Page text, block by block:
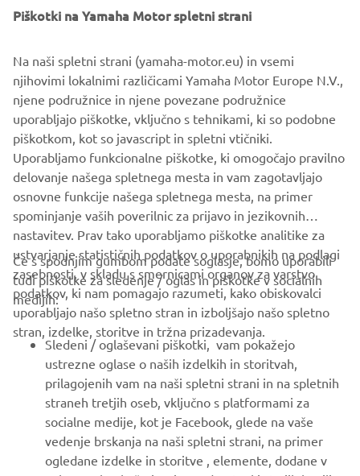
DISCOVER THE NEW RS4GP
PODJETJA
ZA PODJETJA
VEČ YAMAHA
PODPORA
Piškotki na Yamaha Motor spletni strani
Na naši spletni strani (yamaha-motor.eu) in vsemi
njihovimi lokalnimi različicami Yamaha Motor Europe N.V.,
njene podružnice in njene povezane podružnice
uporabljajo piškotke, vključno s tehnikami, ki so podobne
piškotkom, kot so javascript in spletni vtičniki.
Uporabljamo funkcionalne piškotke, ki omogočajo pravilno
delovanje našega spletnega mesta in vam zagotavljajo
osnovne funkcije našega spletnega mesta, na primer
spominjanje vaših poverilnic za prijavo in jezikovnih
nastavitev. Prav tako uporabljamo piškotke analitike za
ustvarjanje statističnih podatkov o uporabnikih na podlagi
zasebnosti, v skladu s smernicami organov za varstvo
podatkov, ki nam pomagajo razumeti, kako obiskovalci
uporabljajo našo spletno stran in izboljšajo našo spletno
stran, izdelke, storitve in tržna prizadevanja.
Če s spodnjim gumbom podate soglasje, bomo uporabili
tudi piškotke za sledenje / oglas in piškotke v socialnih
medijih:
Sledeni / oglaševani piškotki, vam pokažejo
ustrezne oglase o naših izdelkih in storitvah,
prilagojenih vam na naši spletni strani in na spletnih
straneh tretjih oseb, vključno s platformami za
socialne medije, kot je Facebook, glede na vaše
vedenje brskanja na naši spletni strani, na primer
ogledane izdelke in storitve , elemente, dodane v